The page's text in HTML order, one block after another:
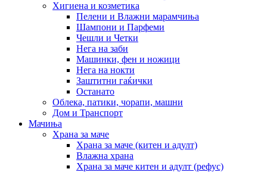
Хигиена и козметика
Пелени и Влажни марамчиња
Шампони и Парфеми
Чешли и Четки
Нега на заби
Машинки, фен и ножици
Нега на нокти
Заштитни гаќички
Останато
Облека, патики, чорапи, машни
Дом и Транспорт
Мачиња
Храна за маче
Храна за маче (китен и адулт)
Влажна храна
Храна за маче китен и адулт (рефус)